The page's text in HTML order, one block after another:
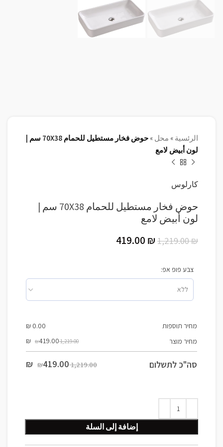
الرئسية » محل »
حوض فخار مستطيل للحمام 70X38 سم |
لون أبيض لامع
كارلوس
حوض فخار مستطيل للحمام 70X38 سم |
لون أبيض لامع
1,219.00₪
419.00 ₪
צבע פופ אפ:
מחיר תוספות 0.00
₪
מחיר מוצר
1,219.00 ₪
419.00
₪
סה"כ לתשלום 1,219.00 ₪
419.00
₪
إضافة إلى السلة